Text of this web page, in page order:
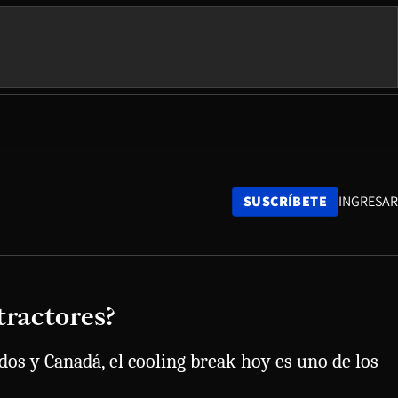
SUSCRÍBETE INGRESAR
y Canadá, el cooling break hoy es uno de los